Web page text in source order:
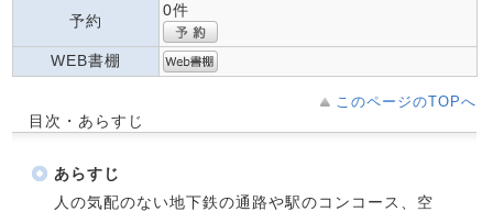
予約
0件
WEB書棚
このページのTOPへ
目次・あらすじ
あらすじ
人の気配のない地下鉄の通路や駅のコンコース、空